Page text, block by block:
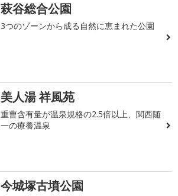
萩谷総合公園
3つのゾーンから成る自然に恵まれた公園
美人湯 祥風苑
重曹含有量が温泉規格の2.5倍以上、関西随
一の療養温泉
今城塚古墳公園